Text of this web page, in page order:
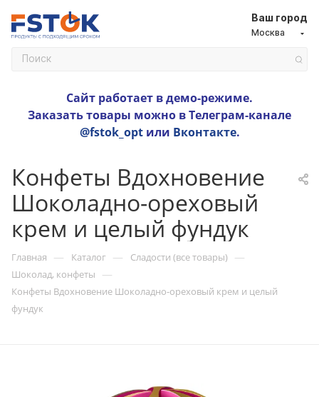
Ваш город
Москва
Сайт работает в демо-режиме.
Заказать товары можно в Телеграм-канале
@fstok_optили Вконтакте.
Конфеты Вдохновение
Шоколадно-ореховый
крем и целый фундук
Главная — Каталог — Сладости (все товары) —
Шоколад, конфеты —
Конфеты Вдохновение Шоколадно-ореховый крем и целый
фундук